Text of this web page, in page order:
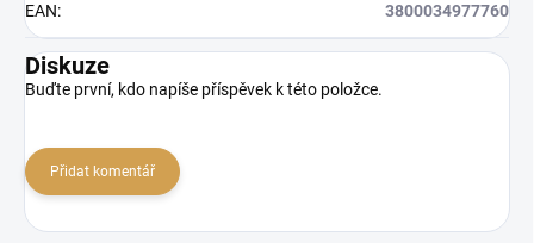
EAN: 3800034977760
Diskuze
Buďte první, kdo napíše příspěvek k této položce.
Přidat komentář